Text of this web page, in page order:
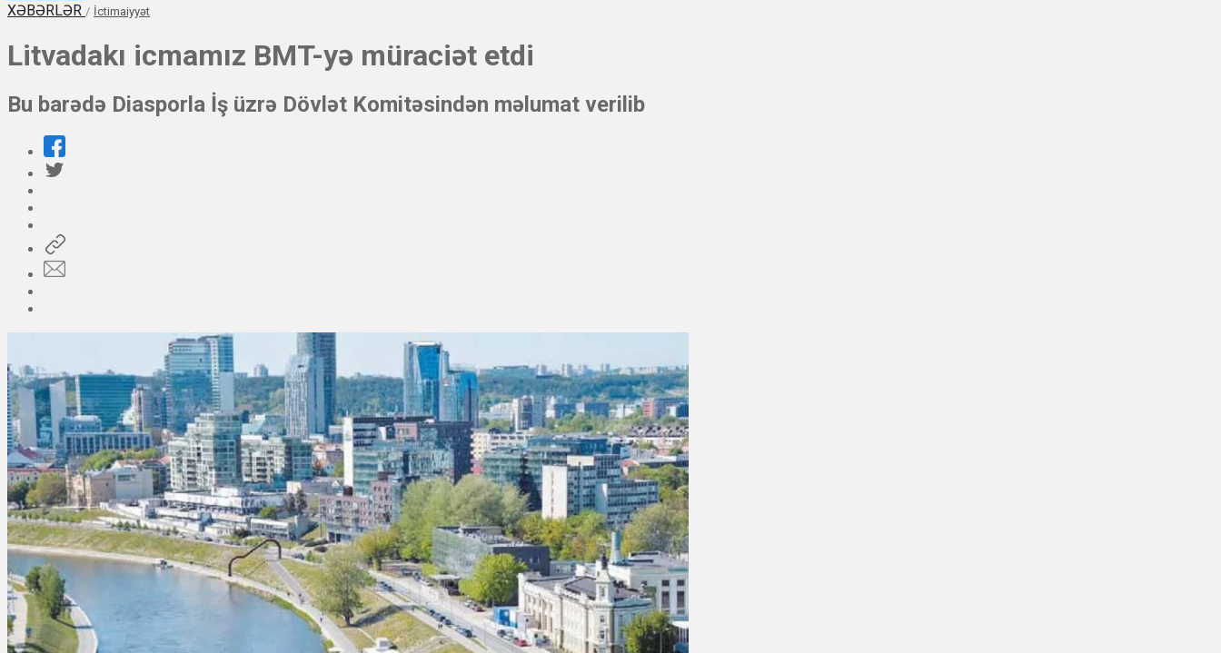
XƏBƏRLƏR / İctimaiyyət
Litvadakı icmamız BMT-yə müraciət etdi
Bu barədə Diasporla İş üzrə Dövlət Komitəsindən məlumat verilib